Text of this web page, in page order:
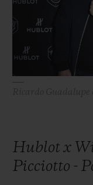
Hublot x
Picciotto -
BIG BANG
SUMMER MULTI-
COLORED CERAMIC
EXKLUSIVE